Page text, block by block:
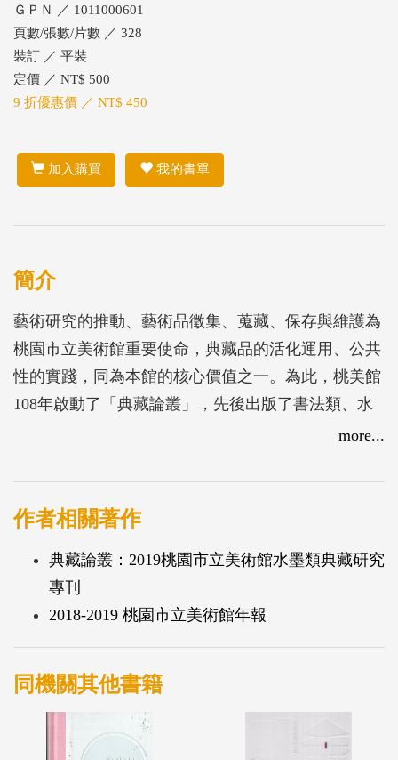
ＧＰＮ ／ 1011000601
頁數/張數/片數 ／ 328
裝訂 ／ 平裝
定價 ／ NT$ 500
9 折優惠價 ／ NT$ 450
加入購買 我的書單
簡介
藝術研究的推動、藝術品徵集、蒐藏、保存與維護為
桃園市立美術館重要使命，典藏品的活化運用、公共
性的實踐，同為本館的核心價值之一。為此，桃美館
108年啟動了「典藏論叢」，先後出版了書法類、水
墨類典藏研究專刊。本次亦邀請了陳貺怡院長、謝佳
出版了「典藏論叢」的第三冊—桃園市立美術館2020
油畫暨水彩類典藏研究專刊。
more...
作者相關著作
典藏論叢：2019桃園市立美術館水墨類典藏研究
專刊
2018-2019 桃園市立美術館年報
同機關其他書籍